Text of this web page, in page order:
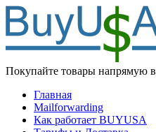
Покупайте товары напрямую
Главная
Mailforwarding
Как работает BUYUSA